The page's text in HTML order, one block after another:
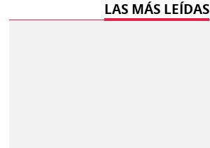
LAS MÁS LEÍDAS